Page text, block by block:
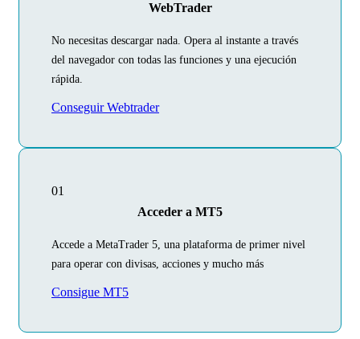
WebTrader
No necesitas descargar nada. Opera al instante a través
del navegador con todas las funciones y una ejecución
rápida.
Conseguir Webtrader
01
Acceder a MT5
Accede a MetaTrader 5, una plataforma de primer nivel
para operar con divisas, acciones y mucho más
Consigue MT5